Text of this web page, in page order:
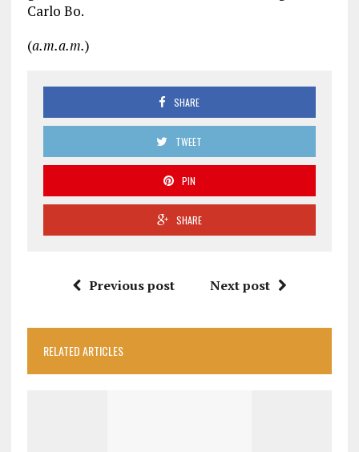
Carlo Bo.
(a.m.a.m.)
SHARE
TWEET
PIN
SHARE
Previous post Next post
RELATED ARTICLES